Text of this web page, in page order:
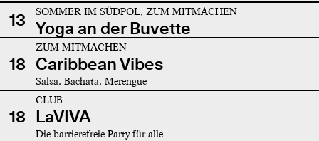
13 SOMMER IM SÜDPOL, ZUM MITMACHEN
Yoga an der Buvette
18
ZUM MITMACHEN
Caribbean Vibes
Salsa, Bachata, Merengue
18
CLUB
LaVIVA
Die barrierefreie Party für alle